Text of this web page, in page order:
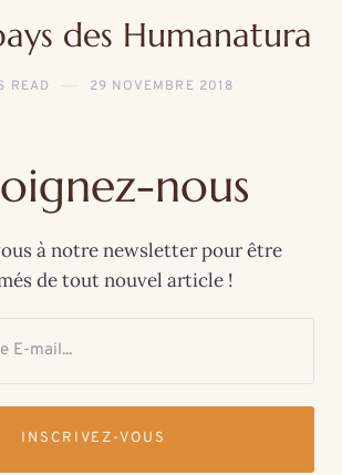
des Humanatura
READ 29 NOVEMBRE 2018
nous
à notre newsletter pour être
de tout nouvel article !
INSCRIVEZ-VOUS